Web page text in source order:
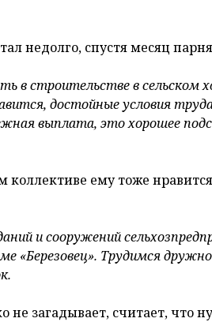
недолго, спустя месяц
в строительстве в сельском
достойные условия
выплата, это хорошее
ему тоже
и сооружений
«Березовец». Трудимся
не загадывает, считает, что